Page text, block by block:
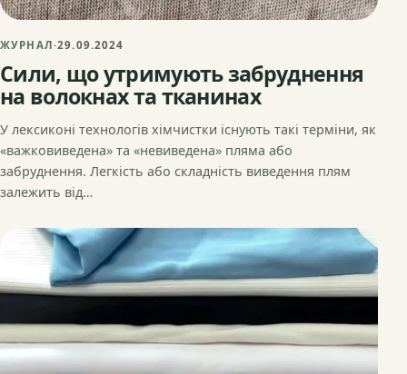
ЖУРНАЛ·29.09.2024
Сили, що утримують забруднення
на волокнах та тканинах
У лексиконі технологів хімчистки існують такі терміни, як
«важковиведена» та «невиведена» пляма або
забруднення. Легкість або складність виведення плям
залежить від…